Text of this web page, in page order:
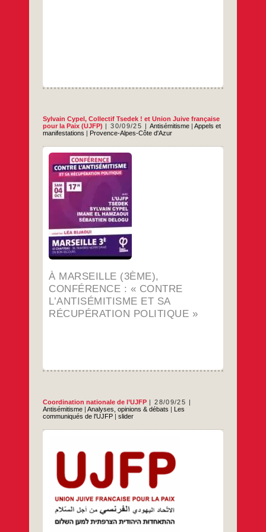
Sylvain Cypel,Collectif Tsedek ! etUnion Juive française
pour la Paix (UJFP)
30/09/25 Antisémitisme |Appels et
manifestations
Provence-Alpes-Côte d'Azur
À MARSEILLE (3ÈME),
CONFÉRENCE : « CONTRE
L’ANTISÉMITISME ET SA
RÉCUPÉRATION POLITIQUE »
Le samedi 4 octobre à 17hLe Chapiteau38
traverse Notre-Dame du Bon Secours13003
MARSEILLE Pierre Stambul intervient pour
l’UJFP et Camille Raccah pour Tsedek.
Coordination nationale de l’UJFP
28/09/25
Antisémitisme |Analyses, opinions & débats | Les
communiqués de l'UJFP |slider
reconnaissance de l’État palestinien, c’est
être antisémite. Dire que « résister à
l’occupation est légitime » est antisémite.
Crier « Palestine vivra, Palestine vaincra »
est antisémite. Comment en est-on arrivé à
cette instrumentalisation grotesque du crime
antisémite ? Aux origines Remontons à la